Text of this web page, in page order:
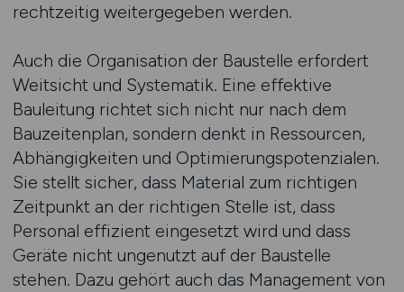
rechtzeitig weitergegeben werden.
Auch die Organisation der Baustelle erfordert
Weitsicht und Systematik. Eine effektive
Bauleitung richtet sich nicht nur nach dem
Bauzeitenplan, sondern denkt in Ressourcen,
Abhängigkeiten und Optimierungspotenzialen.
Sie stellt sicher, dass Material zum richtigen
Zeitpunkt an der richtigen Stelle ist, dass
Personal effizient eingesetzt wird und dass
Geräte nicht ungenutzt auf der Baustelle
stehen. Dazu gehört auch das Management von